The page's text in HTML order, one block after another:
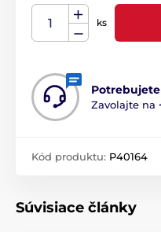
ks
Zavolajte na
Kód produktu: P40164
Súvisiace články